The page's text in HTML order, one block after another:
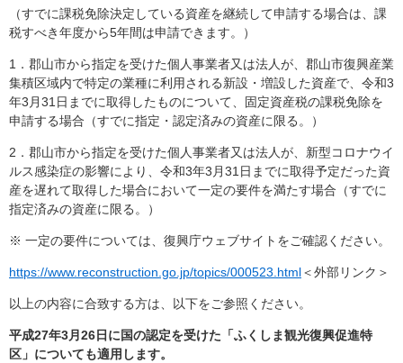
（すでに課税免除決定している資産を継続して申請する場合は、課
税すべき年度から5年間は申請できます。）
1．郡山市から指定を受けた個人事業者又は法人が、郡山市復興産業
集積区域内で特定の業種に利用される新設・増設した資産で、令和3
年3月31日までに取得したものについて、固定資産税の課税免除を
申請する場合（すでに指定・認定済みの資産に限る。）
2．郡山市から指定を受けた個人事業者又は法人が、新型コロナウイ
ルス感染症の影響により、令和3年3月31日までに取得予定だった資
産を遅れて取得した場合において一定の要件を満たす場合（すでに
指定済みの資産に限る。）
※ 一定の要件については、復興庁ウェブサイトをご確認ください。
https://www.reconstruction.go.jp/topics/000523.html＜外部リンク＞
以上の内容に合致する方は、以下をご参照ください。
平成27年3月26日に国の認定を受けた「ふくしま観光復興促進特
区」についても適用します。